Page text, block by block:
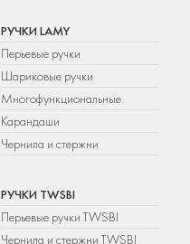
РУЧКИ LAMY
Перьевые ручки
Шариковые ручки
Многофункциональные
Карандаши
Чернила и стержни
РУЧКИ TWSBI
Перьевые ручки TWSBI
Чернила и стержни TWSBI